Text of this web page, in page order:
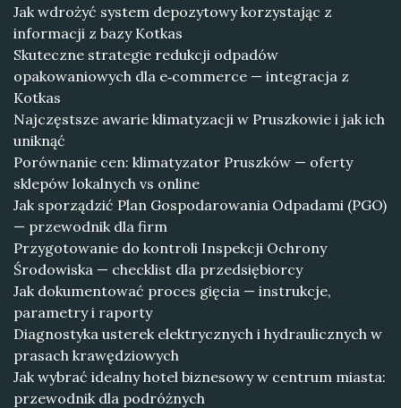
Jak wdrożyć system depozytowy korzystając z
informacji z bazy Kotkas
Skuteczne strategie redukcji odpadów
opakowaniowych dla e‑commerce — integracja z
Kotkas
Najczęstsze awarie klimatyzacji w Pruszkowie i jak ich
uniknąć
Porównanie cen: klimatyzator Pruszków — oferty
sklepów lokalnych vs online
Jak sporządzić Plan Gospodarowania Odpadami (PGO)
— przewodnik dla firm
Przygotowanie do kontroli Inspekcji Ochrony
Środowiska — checklist dla przedsiębiorcy
Jak dokumentować proces gięcia — instrukcje,
parametry i raporty
Diagnostyka usterek elektrycznych i hydraulicznych w
prasach krawędziowych
Jak wybrać idealny hotel biznesowy w centrum miasta:
przewodnik dla podróżnych